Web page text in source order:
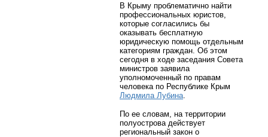
В Крыму проблематично найти
профессиональных юристов,
которые согласились бы
оказывать бесплатную
юридическую помощь отдельным
категориям граждан. Об этом
сегодня в ходе заседания Совета
министров заявила
уполномоченный по правам
человека по Республике Крым
Людмила Лубина
По ее словам, на территории
полуострова действует
региональный закон о